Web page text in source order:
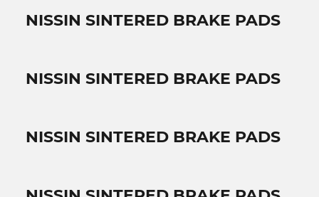
NISSIN SINTERED BRAKE PADS
NISSIN SINTERED BRAKE PADS
NISSIN SINTERED BRAKE PADS